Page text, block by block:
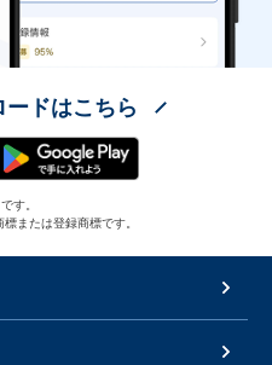
ドはこちら
す。
または登録商標です。